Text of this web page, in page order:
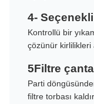
4-
Kontrollü bir
çözünür kirlilikleri
5Filtre
Parti
filtre torbası